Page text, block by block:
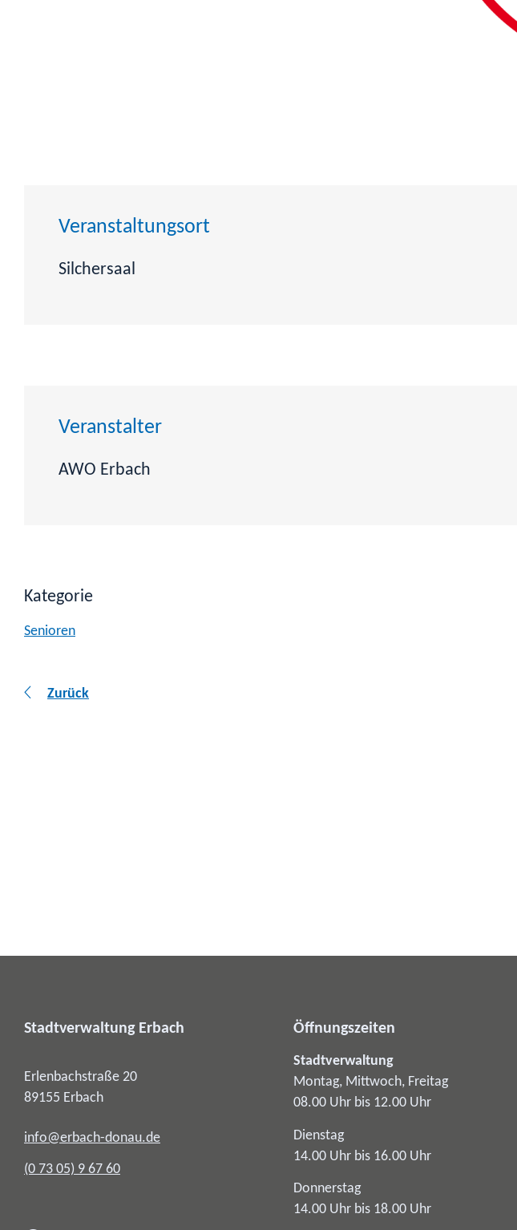
Veranstaltungsort
Silchersaal
Veranstalter
AWO Erbach
Kategorie
Senioren
Zurück
Stadtverwaltung Erbach
Erlenbachstraße 20
89155 Erbach
info@erbach-donau.de
(0 73 05) 9 67 60
Öffnungszeiten
Stadtverwaltung
Montag, Mittwoch, Freitag
08.00 Uhr bis 12.00 Uhr
Dienstag
14.00 Uhr bis 16.00 Uhr
Donnerstag
14.00 Uhr bis 18.00 Uhr